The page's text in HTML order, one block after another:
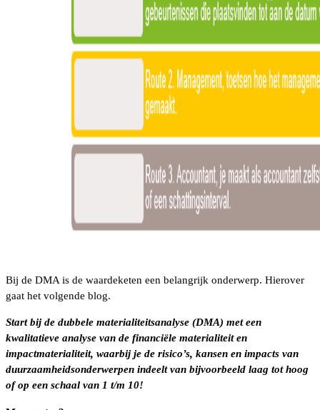
Bij de DMA is de waardeketen een belangrijk onderwerp. Hierover
gaat het volgende blog.
Start bij de dubbele materialiteitsanalyse (DMA) met een
kwalitatieve analyse van de financiële materialiteit en
impactmaterialiteit, waarbij je de risico’s, kansen en impacts van
duurzaamheidsonderwerpen indeelt van bijvoorbeeld laag tot hoog
of op een schaal van 1 t/m 10!